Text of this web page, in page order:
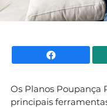
Os Planos Poupança
principais